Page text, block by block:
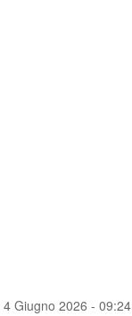
4 Giugno 2026 - 09:24